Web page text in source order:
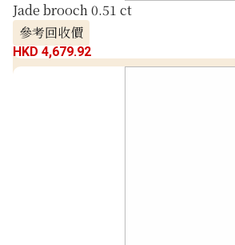
Jade brooch 0.51 ct
參考回收價
HKD 4,679.92